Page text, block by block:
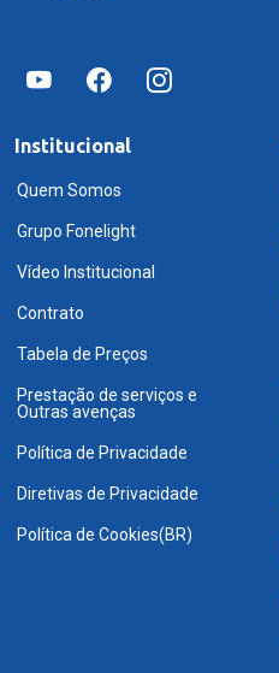
Institucional
Quem Somos
Grupo Fonelight
Vídeo Institucional
Contrato
Tabela de Preços
Prestação de serviços e
Outras avenças
Política de Privacidade
Diretivas de Privacidade
Política de Cookies(BR)